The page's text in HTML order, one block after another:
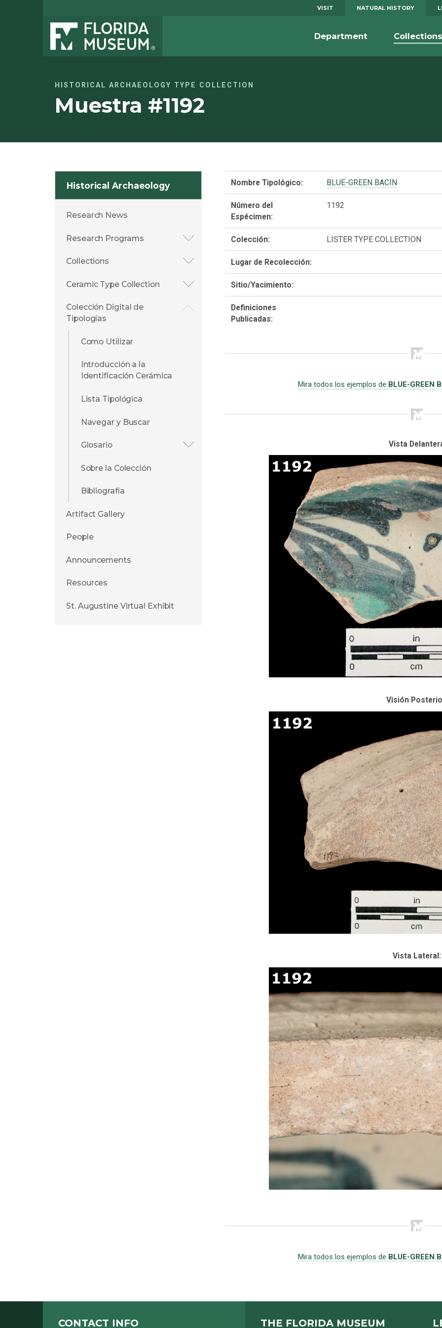
VISIT NATURAL HISTORY
Department
HISTORICAL ARCHAEOLOGY TYPE COLLECTION
Muestra #1192
Historical Archaeology
Research News
Research Programs
Collections
Ceramic Type Collection
Colección Digital de
Tipologías
Como Utilizar
Introducción a la
Identificación Cerámica
Lista Tipológica
Navegar y Buscar
Glosario
Sobre la Colección
Bibliografía
Artifact Gallery
People
Announcements
Resources
St. Augustine Virtual Exhibit
Nombre Tipológico: BLUE-GREEN BACIN
Número del
Espécimen:
1192
Colección: LISTER TYPE COLLECTION
Lugar de Recolección:
Sitio/Yacimiento:
Definiciones
Publicadas:
Mira todos los ejemplos de BLUE-GREEN
Vista
Visión
Vista Lateral:
Mira todos los ejemplos de BLUE-GREEN
CONTACT INFO THE FLORIDA MUSEUM